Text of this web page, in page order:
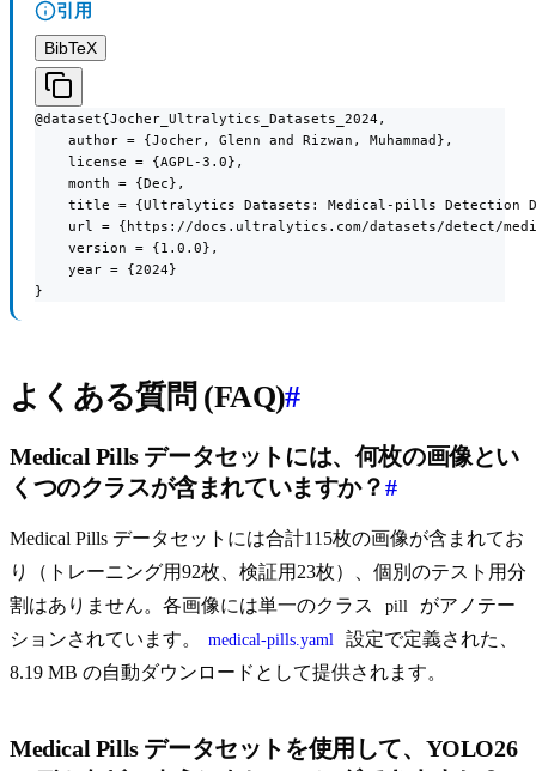
引用
BibTeX
@dataset{Jocher_Ultralytics_Datasets_2024,
    author = {Jocher, Glenn and Rizwan, Muhammad},
    license = {AGPL-3.0},
    month = {Dec},
title = {Ultralytics Datasets: Medical-pills Detection
url = {https://docs.ultralytics.com/datasets/detect/
    version = {1.0.0},
    year = {2024}
}
よくある質問 (FAQ)#
Medical Pills データセットには、何枚の画像とい
くつのクラスが含まれていますか？#
Medical Pills データセットには合計115枚の画像が含まれてお
り（トレーニング用92枚、検証用23枚）、個別のテスト用分
割はありません。各画像には単一のクラス
pill
がアノテー
ションされています。
medical-pills.yaml
設定で定義された、
8.19 MB の自動ダウンロードとして提供されます。
Medical Pills データセットを使用して、YOLO26